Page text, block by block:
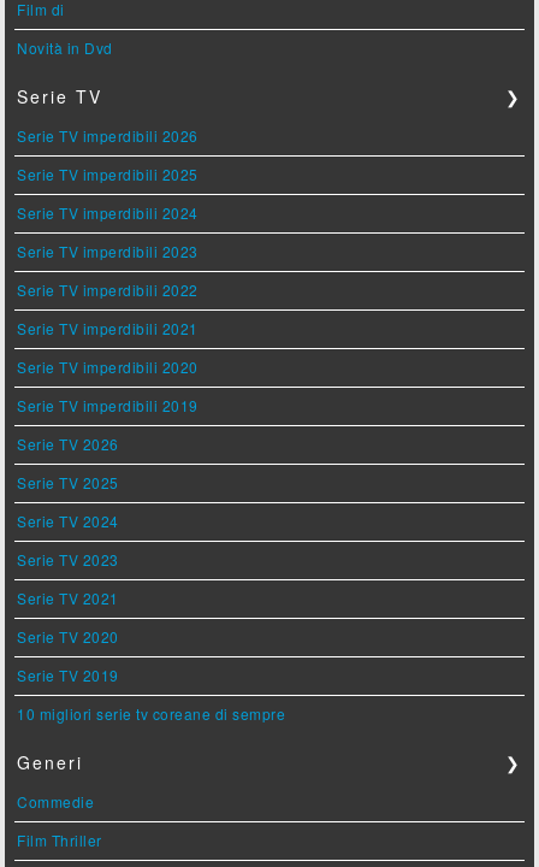
Film di
Novità in Dvd
Serie TV ❯
Serie TV imperdibili 2026
Serie TV imperdibili 2025
Serie TV imperdibili 2024
Serie TV imperdibili 2023
Serie TV imperdibili 2022
Serie TV imperdibili 2021
Serie TV imperdibili 2020
Serie TV imperdibili 2019
Serie TV 2026
Serie TV 2025
Serie TV 2024
Serie TV 2023
Serie TV 2021
Serie TV 2020
Serie TV 2019
10 migliori serie tv coreane di sempre
Generi ❯
Commedie
Film Thriller